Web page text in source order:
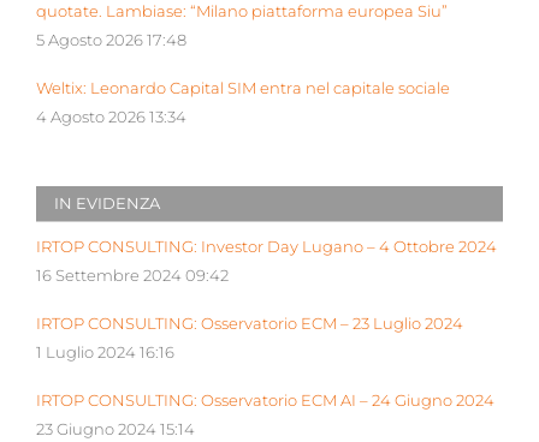
quotate. Lambiase: “Milano piattaforma europea Siu”
5 Agosto 2026 17:48
Weltix: Leonardo Capital SIM entra nel capitale sociale
4 Agosto 2026 13:34
IN EVIDENZA
IRTOP CONSULTING: Investor Day Lugano – 4 Ottobre 2024
16 Settembre 2024 09:42
IRTOP CONSULTING: Osservatorio ECM – 23 Luglio 2024
1 Luglio 2024 16:16
IRTOP CONSULTING: Osservatorio ECM AI – 24 Giugno 2024
23 Giugno 2024 15:14